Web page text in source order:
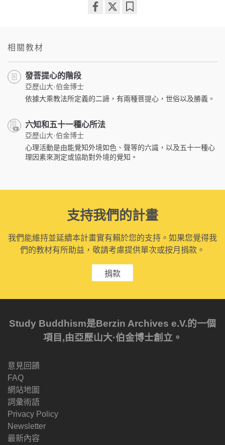
相關教材
發菩提心的階段
亞歷山大·伯金博士
依據大乘教法所定義的二諦，有兩種菩提心，世俗以及勝義。
六知和五十一種心所法
亞歷山大·伯金博士
心理活動是由能覺知外境如色、聲等的六識，以及五十一種心
理因素來測定或協助對外境的覺知。
支持我們的計畫
我們能維持並延續本計畫實有賴於您的支持。如果您覺得我
們的教材有所助益，敬請考慮提供單次或按月捐款。
捐款
Study Buddhism是Berzin Archives e.V.的一個
項目,由亞歷山大·伯金博士創立。
意見回饋
FAQ
網站地圖
詞彙術語
Privacy Policy
Newsletter
最新內容